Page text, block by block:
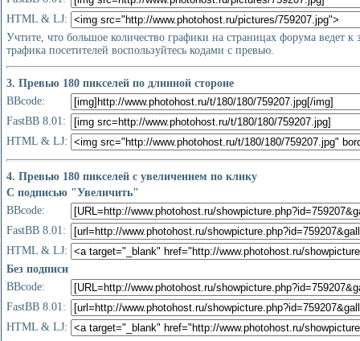
HTML & LJ:
Учтите, что большое количество графики на страницах форума ведет
трафика посетителей воспользуйтесь кодами с превью.
3. Превью 180 пикселей по длинной стороне
BBcode:
FastBB 8.01:
HTML & LJ:
4. Превью 180 пикселей с увеличением по клику
С подписью "Увеличить"
BBcode:
FastBB 8.01:
HTML & LJ:
Без подписи
BBcode:
FastBB 8.01:
HTML & LJ: